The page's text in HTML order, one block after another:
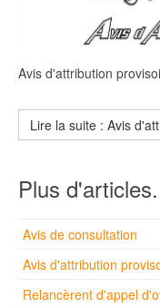
Avis d'attribution
Lire la suite : Avis
Plus
Avis de consultation
Avis d'attribution
Relancèrent d'appel